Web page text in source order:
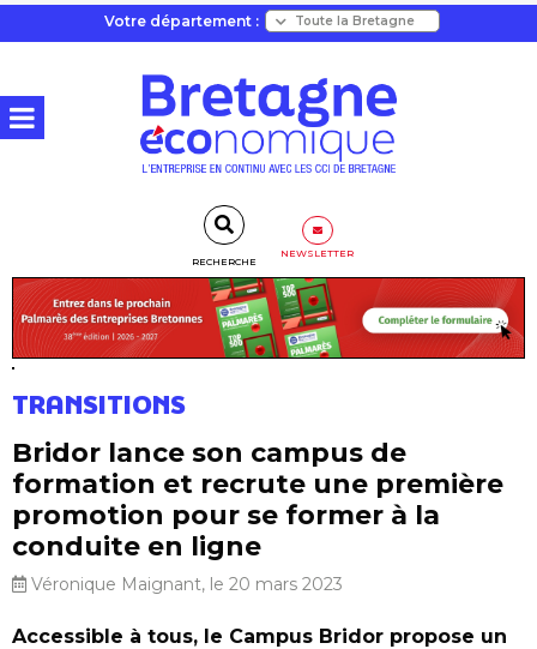
Votre département :
RECHERCHE
NEWSLETTER
TRANSITIONS
Bridor lance son campus de
formation et recrute une première
promotion pour se former à la
conduite en ligne
Véronique Maignant, le 20 mars 2023
Accessible à tous, le Campus Bridor propose un